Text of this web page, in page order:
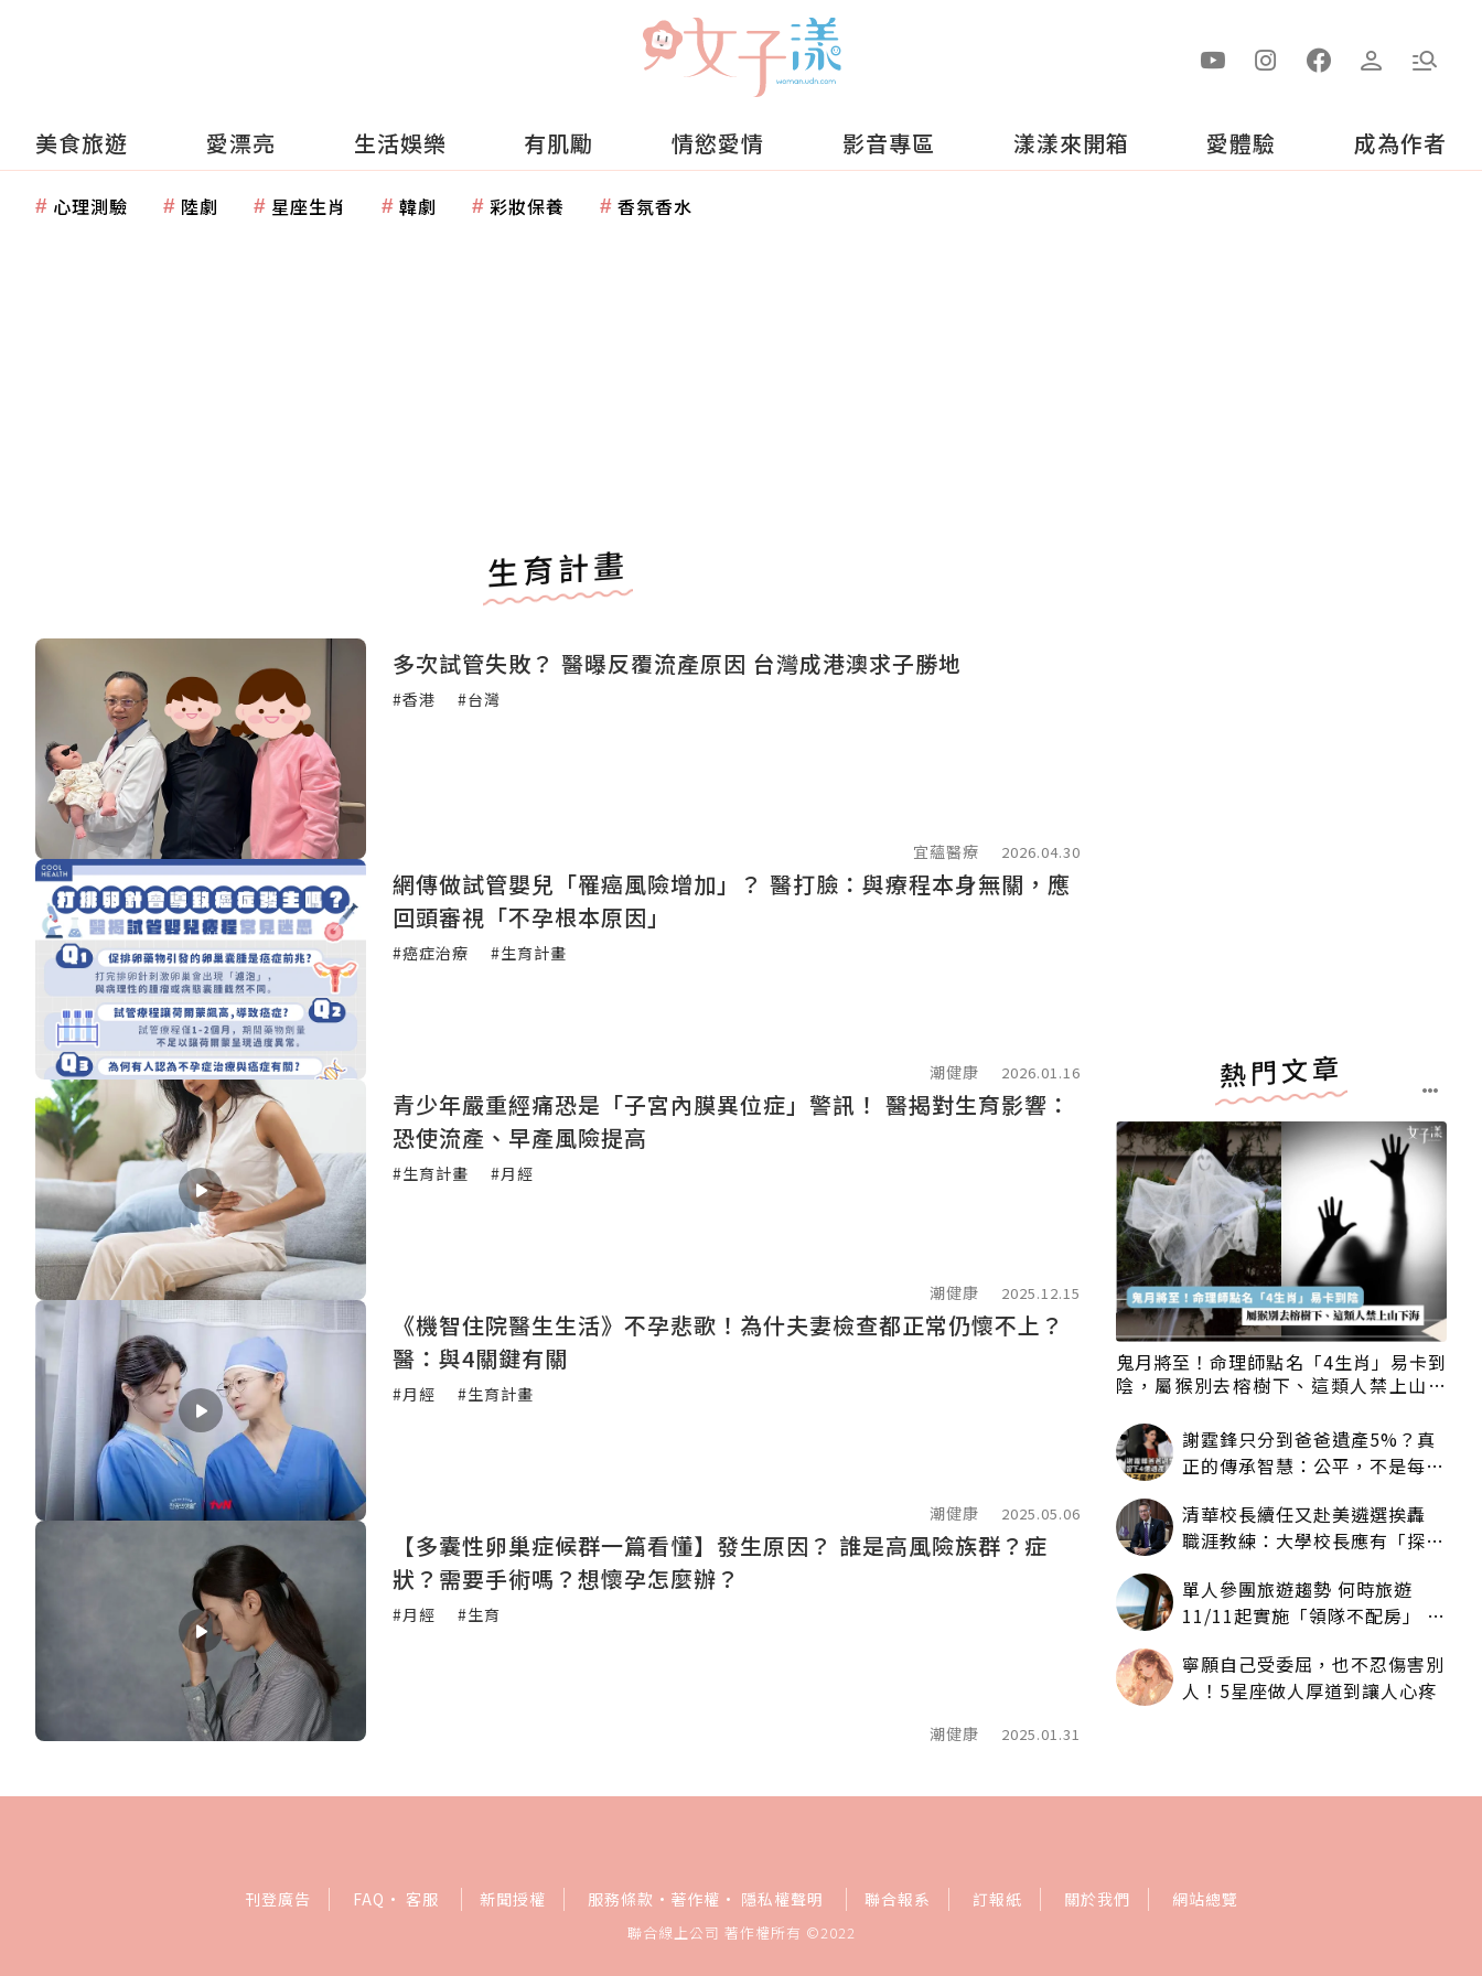
美食旅遊 愛漂亮 生活娛樂 有肌勵 情慾愛情 影音專區 漾漾來開箱 愛體驗 成為作者
心理測驗 陸劇 星座生肖 韓劇 彩妝保養 香氛香水
生育計畫
多次試管失敗？ 醫曝反覆流產原因 台灣成港澳求子勝地
#香港 #台灣
宜蘊醫療 2026.04.30
網傳做試管嬰兒「罹癌風險增加」？ 醫打臉：與療程本身無關，應
回頭審視「不孕根本原因」
#癌症治療 #生育計畫
潮健康 2026.01.16
青少年嚴重經痛恐是「子宮內膜異位症」警訊！ 醫揭對生育影響：
恐使流產、早產風險提高
#生育計畫 #月經
潮健康 2025.12.15
《機智住院醫生生活》不孕悲歌！為什夫妻檢查都正常仍懷不上？
醫：與4關鍵有關
#月經 #生育計畫
潮健康 2025.05.06
【多囊性卵巢症候群一篇看懂】發生原因？ 誰是高風險族群？症
狀？需要手術嗎？想懷孕怎麼辦？
#月經 #生育
潮健康 2025.01.31
熱門文章
鬼月將至！命理師點名「4生肖」易卡到
陰，屬猴別去榕樹下、這類人禁上山下
謝霆鋒只分到爸爸遺產5%？真
正的傳承智慧：公平，不是每個
清華校長續任又赴美遴選挨轟
職涯教練：大學校長應有「探
單人參團旅遊趨勢 何時旅遊
11/11起實施「領隊不配房」 落
寧願自己受委屈，也不忍傷害別
人！5星座做人厚道到讓人心疼
刊登廣告 FAQ · 客服 新聞授權 服務條款 · 著作權 · 隱私權聲明 聯合報系 訂報紙 關於我們 網站總覽
聯合線上公司 著作權所有 ©2022